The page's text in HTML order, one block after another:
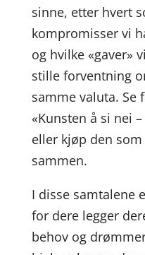
sinne, etter hvert
kompromisser vi
og hvilke «gaver»
stille forventning
samme valuta. Se
«Kunsten å si nei
eller kjøp den
sammen.
I disse samtalene
for dere legger
behov og